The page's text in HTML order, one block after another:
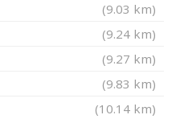
(9.03 km)
(9.24 km)
(9.27 km)
(9.83 km)
(10.14 km)